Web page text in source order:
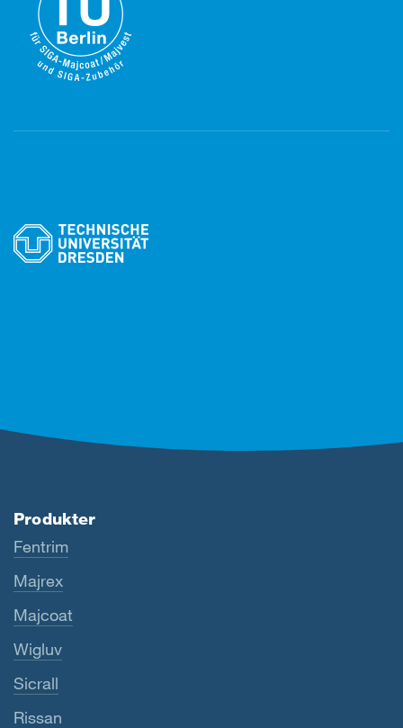
Produkter
Fentrim
Majrex
Majcoat
Wigluv
Sicrall
Rissan